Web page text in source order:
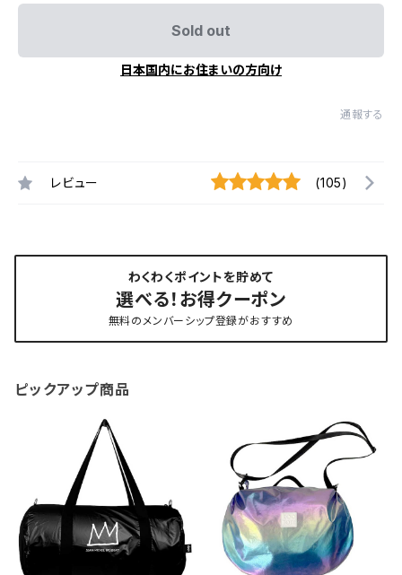
Sold out
日本国内にお住まいの方向け
通報する
レビュー (105)
わくわくポイントを貯めて
選べる！お得クーポン
無料のメンバーシップ登録がおすすめ
ピックアップ商品